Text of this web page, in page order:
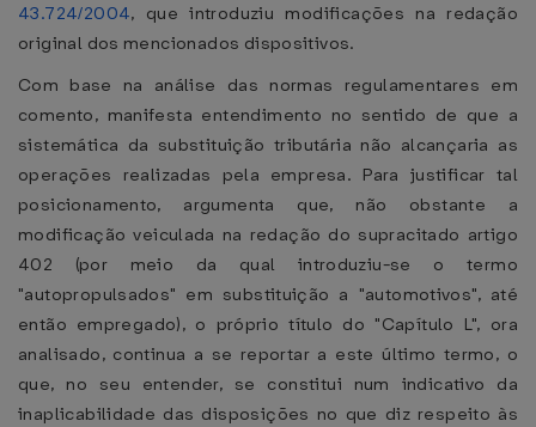
43.724/2004, que introduziu modificações na redação
original dos mencionados dispositivos.
Com base na análise das normas regulamentares em
comento, manifesta entendimento no sentido de que a
sistemática da substituição tributária não alcançaria as
operações realizadas pela empresa. Para justificar tal
posicionamento, argumenta que, não obstante a
modificação veiculada na redação do supracitado artigo
402 (por meio da qual introduziu-se o termo
"autopropulsados" em substituição a "automotivos", até
então empregado), o próprio título do "Capítulo L", ora
analisado, continua a se reportar a este último termo, o
que, no seu entender, se constitui num indicativo da
inaplicabilidade das disposições no que diz respeito às